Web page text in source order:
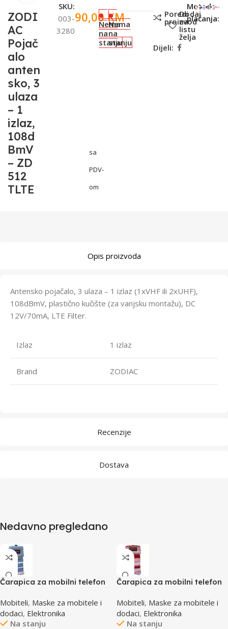
ZODI
AC
Pojač
alo
anten
sko, 3
ulaza
– 1
izlaz,
108d
BmV
– ZD
512
TLTE
SKU:
003-
3280
90,00KM
sa
PDV-
om
Nema
na
stanju
Nema
na
stanju
Poredi
proizvod
Dodaj
na
listu
želja
Dijeli:
Metode
plaćanja:
Opis proizvoda
Recenzije
Dostava
Antensko pojačalo, 3 ulaza – 1 izlaz (1xVHF ili 2xUHF),
108dBmV, plastično kučište (za vanjsku montažu), DC
12V/70mA, LTE Filter.
Izlaz 1 izlaz
Brand ZODIAC
Nedavno pregledano
Čarapica za mobilni telefon
65x100mm
Mobiteli, Maske za mobitele i
dodaci, Elektronika
Na stanju
Čarapica za mobilni telefon
bijela 65x100mm
Mobiteli, Maske za mobitele i
dodaci, Elektronika
Na stanju